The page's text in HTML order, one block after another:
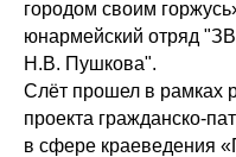
городом своим
юнармейский отряд
Н.В. Пушкова".
Слёт прошел в рамках
проекта гражданско-
в сфере краеведения